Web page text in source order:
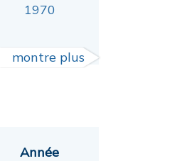
1970
montre plus
Année